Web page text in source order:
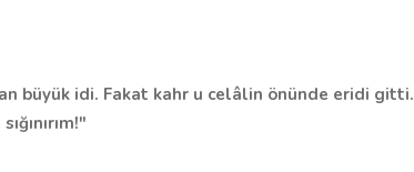
büyük idi. Fakat kahr u celâlin önünde eridi gitti.